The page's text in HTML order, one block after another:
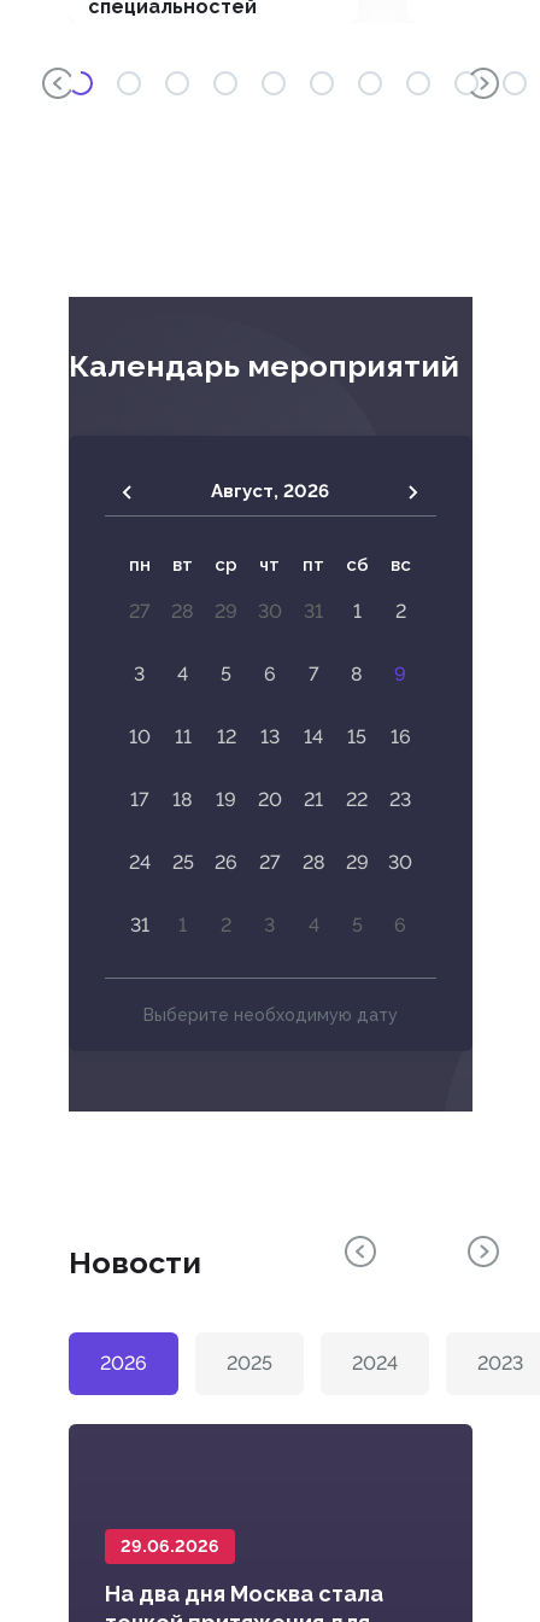
специальностей
болезней. Опыт
Календарь мероприятий
Август, 2026
пн вт ср чт пт сб вс
27 28 29 30 31 1 2
3 4 5 6 7 8 9
10 11 12 13 14 15 16
17 18 19 20 21 22 23
24 25 26 27 28 29 30
31 1 2 3 4 5 6
Выберите необходимую дату
Новости
2026 2025 2024 2023
29.06.2026
На два дня Москва стала